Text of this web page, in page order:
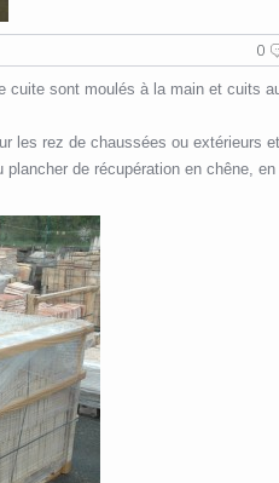
0
cuite sont moulés à la main et cuits
les rez de chaussées ou extérieurs et
de récupération en chêne, en